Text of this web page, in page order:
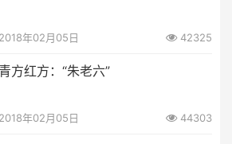
2018年02月05日 42325
青方红方：“朱老六”
2018年02月05日 44303